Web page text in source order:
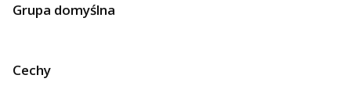
Grupa domyślna
Cechy